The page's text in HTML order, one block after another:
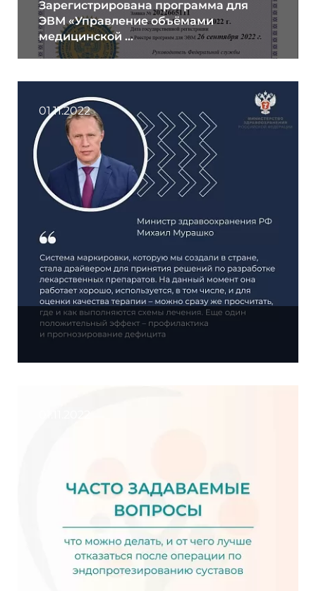
Зарегистрирована программа для
ЭВМ «Управление объёмами
медицинской ...
01.11.2022